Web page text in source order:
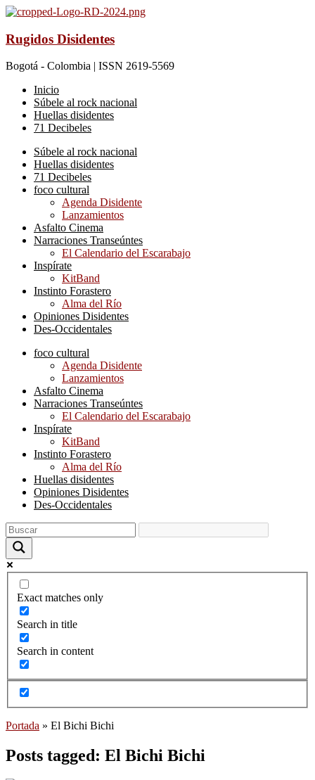
Rugidos Disidentes
Bogotá - Colombia | ISSN 2619-5569
Inicio
Súbele al rock nacional
Huellas disidentes
71 Decibeles
Súbele al rock nacional
Huellas disidentes
71 Decibeles
foco cultural
Agenda Disidente
Lanzamientos
Asfalto Cinema
Narraciones Transeúntes
El Calendario del Escarabajo
Inspírate
KitBand
Instinto Forastero
Alma del Río
Opiniones Disidentes
Des-Occidentales
foco cultural
Agenda Disidente
Lanzamientos
Asfalto Cinema
Narraciones Transeúntes
El Calendario del Escarabajo
Inspírate
KitBand
Instinto Forastero
Alma del Río
Huellas disidentes
Opiniones Disidentes
Des-Occidentales
Exact matches only
Search in title
Search in content
Portada » El Bichi Bichi
Posts tagged: El Bichi Bichi